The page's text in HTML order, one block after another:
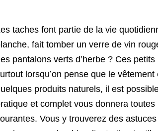
taches font partie de la vie
fait tomber un verre de vin
pantalons verts d’herbe ? Ces
lorsqu’on pense que le
produits naturels, il est
et complet vous donnera
Vous y trouverez des